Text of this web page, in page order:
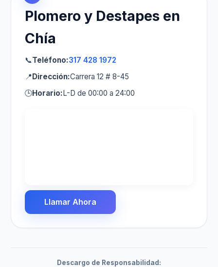
Plomero y Destapes en
Chía
📞Teléfono:317 428 1972
📍Dirección:Carrera 12 # 8-45
🕒Horario:L-D de 00:00 a 24:00
Llamar Ahora
Descargo de Responsabilidad: